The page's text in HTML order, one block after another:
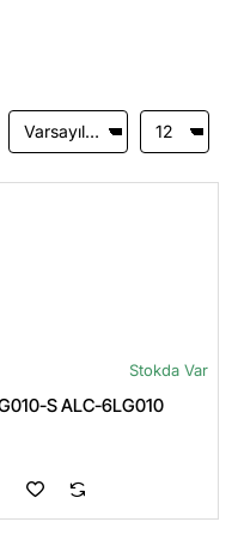
Stokda Var
EMPERO Gazlı Sulu Izgara EMP.6LG010-S ALC-6LG010